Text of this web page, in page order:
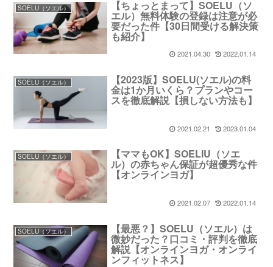
SOELU（ソエル） 【ちょっとまって】SOELU（ソ
エル）無料体験の登録は注意が必
要だった件【30日間受ける解決策
も紹介】
2021.04.30 2022.01.14
SOELU（ソエル） 【2023版】SOELU(ソエル)の料
金は1か月いくら？プランやコー
スを徹底解説【損しない方法も】
2021.02.21 2023.01.04
SOELU（ソエル） 【ママもOK】SOELIU（ソエ
ル）の赤ちゃん保証が超優秀な件
【オンラインヨガ】
2021.02.07 2022.01.14
SOELU（ソエル） 【最悪？】SOELU（ソエル）は
微妙だった？口コミ・評判を徹底
解説【オンラインヨガ・オンライ
ンフィットネス】